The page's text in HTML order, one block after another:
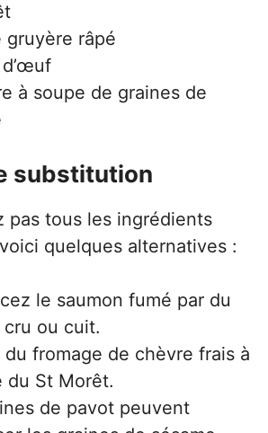
gruyère râpé
à soupe de graines de
substitution
pas tous les ingrédients
quelques alternatives :
le saumon fumé par du
cru ou cuit.
fromage de chèvre frais à
du St Morêt.
de pavot peuvent